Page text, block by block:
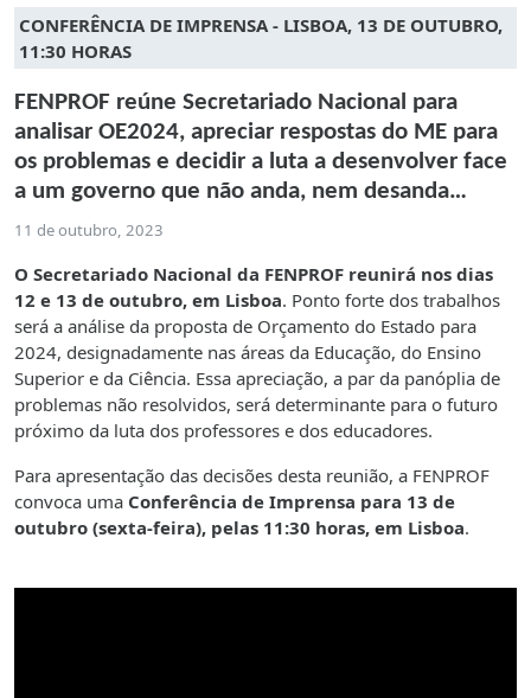
CONFERÊNCIA DE IMPRENSA - LISBOA, 13 DE OUTUBRO,
11:30 HORAS
FENPROF reúne Secretariado Nacional para
analisar OE2024, apreciar respostas do ME para
os problemas e decidir a luta a desenvolver face
a um governo que não anda, nem desanda…
11 de outubro, 2023
O Secretariado Nacional da FENPROF reunirá nos dias
12 e 13 de outubro, em Lisboa. Ponto forte dos trabalhos
será a análise da proposta de Orçamento do Estado para
2024, designadamente nas áreas da Educação, do Ensino
Superior e da Ciência. Essa apreciação, a par da panóplia de
problemas não resolvidos, será determinante para o futuro
próximo da luta dos professores e dos educadores.
Para apresentação das decisões desta reunião, a FENPROF
convoca uma Conferência de Imprensa para 13 de
outubro (sexta-feira), pelas 11:30 horas, em Lisboa.